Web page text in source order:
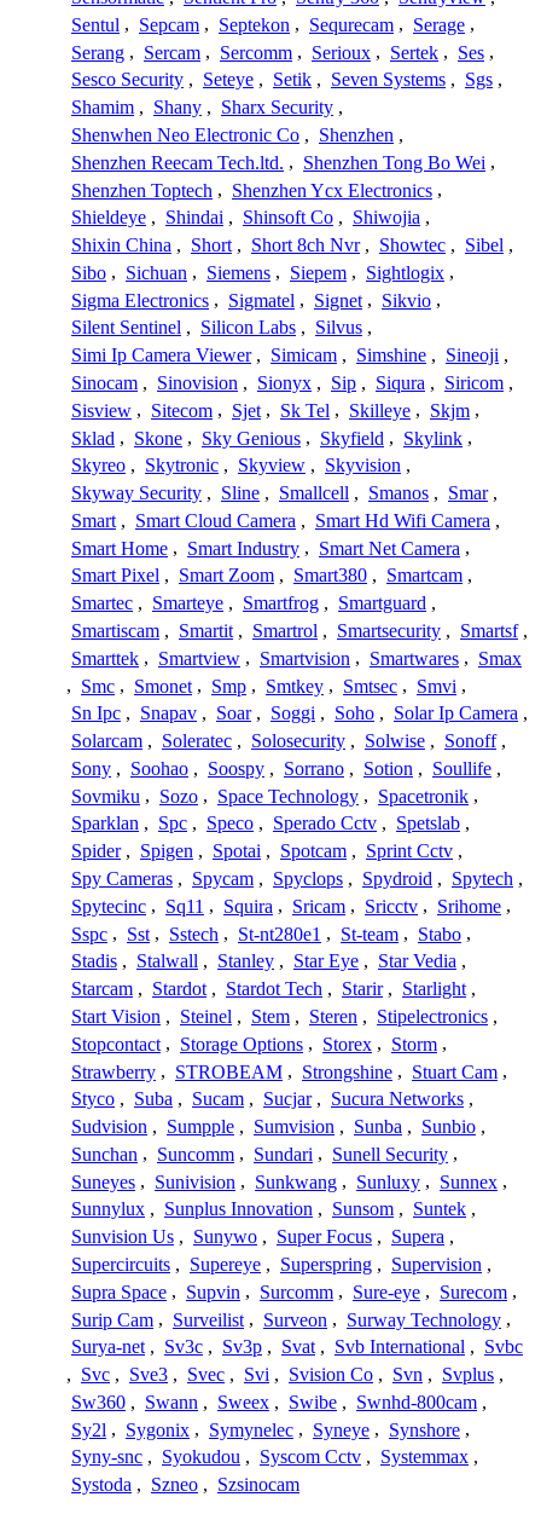
Sentul , Sepcam , Septekon , Sequrecam , Serage ,
Serang , Sercam , Sercomm , Serioux , Sertek , Ses ,
Sesco Security , Seteye , Setik , Seven Systems , Sgs ,
Shamim , Shany , Sharx Security ,
Shenwhen Neo Electronic Co , Shenzhen ,
Shenzhen Reecam Tech.ltd. , Shenzhen Tong Bo Wei ,
Shenzhen Toptech , Shenzhen Ycx Electronics ,
Shieldeye , Shindai , Shinsoft Co , Shiwojia ,
Shixin China , Short , Short 8ch Nvr , Showtec , Sibel ,
Sibo , Sichuan , Siemens , Siepem , Sightlogix ,
Sigma Electronics , Sigmatel , Signet , Sikvio ,
Silent Sentinel , Silicon Labs , Silvus ,
Simi Ip Camera Viewer , Simicam , Simshine , Sineoji ,
Sinocam , Sinovision , Sionyx , Sip , Siqura , Siricom ,
Sisview , Sitecom , Sjet , Sk Tel , Skilleye , Skjm ,
Sklad , Skone , Sky Genious , Skyfield , Skylink ,
Skyreo , Skytronic , Skyview , Skyvision ,
Skyway Security , Sline , Smallcell , Smanos , Smar ,
Smart , Smart Cloud Camera , Smart Hd Wifi Camera ,
Smart Home , Smart Industry , Smart Net Camera ,
Smart Pixel , Smart Zoom , Smart380 , Smartcam ,
Smartec , Smarteye , Smartfrog , Smartguard ,
Smartiscam , Smartit , Smartrol , Smartsecurity , Smartsf ,
Smarttek , Smartview , Smartvision , Smartwares , Smax
, Smc , Smonet , Smp , Smtkey , Smtsec , Smvi ,
Sn Ipc , Snapav , Soar , Soggi , Soho , Solar Ip Camera ,
Solarcam , Soleratec , Solosecurity , Solwise , Sonoff ,
Sony , Soohao , Soospy , Sorrano , Sotion , Soullife ,
Sovmiku , Sozo , Space Technology , Spacetronik ,
Sparklan , Spc , Speco , Sperado Cctv , Spetslab ,
Spider , Spigen , Spotai , Spotcam , Sprint Cctv ,
Spy Cameras , Spycam , Spyclops , Spydroid , Spytech ,
Spytecinc , Sq11 , Squira , Sricam , Sricctv , Srihome ,
Sspc , Sst , Sstech , St-nt280e1 , St-team , Stabo ,
Stadis , Stalwall , Stanley , Star Eye , Star Vedia ,
Starcam , Stardot , Stardot Tech , Starir , Starlight ,
Start Vision , Steinel , Stem , Steren , Stipelectronics ,
Stopcontact , Storage Options , Storex , Storm ,
Strawberry , STROBEAM , Strongshine , Stuart Cam ,
Styco , Suba , Sucam , Sucjar , Sucura Networks ,
Sudvision , Sumpple , Sumvision , Sunba , Sunbio ,
Sunchan , Suncomm , Sundari , Sunell Security ,
Suneyes , Sunivision , Sunkwang , Sunluxy , Sunnex ,
Sunnylux , Sunplus Innovation , Sunsom , Suntek ,
Sunvision Us , Sunywo , Super Focus , Supera ,
Supercircuits , Supereye , Superspring , Supervision ,
Supra Space , Supvin , Surcomm , Sure-eye , Surecom ,
Surip Cam , Surveilist , Surveon , Surway Technology ,
Surya-net , Sv3c , Sv3p , Svat , Svb International , Svbc
, Svc , Sve3 , Svec , Svi , Svision Co , Svn , Svplus ,
Sw360 , Swann , Sweex , Swibe , Swnhd-800cam ,
Sy2l , Sygonix , Symynelec , Syneye , Synshore ,
Syny-snc , Syokudou , Syscom Cctv , Systemmax ,
Systoda , Szneo , Szsinocam